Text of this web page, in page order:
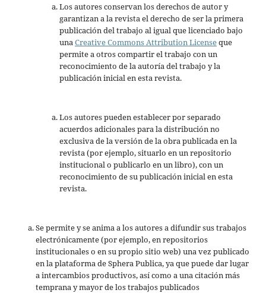
Los autores conservan los derechos de autor y
garantizan a la revista el derecho de ser la primera
publicación del trabajo al igual que licenciado bajo
unaCreative Commons Attribution Licenseque
permite a otros compartir el trabajo con un
reconocimiento de la autoría del trabajo y la
publicación inicial en esta revista.
Los autores pueden establecer por separado
acuerdos adicionales para la distribución no
exclusiva de la versión de la obra publicada en la
revista (por ejemplo, situarlo en un repositorio
institucional o publicarlo en un libro), con un
reconocimiento de su publicación inicial en esta
revista.
Se permite y se anima a los autores a difundir sus trabajos
electrónicamente (por ejemplo, en repositorios
institucionales o en su propio sitio web) una vez publicado
en la plataforma de Sphera Publica, ya que puede dar lugar
a intercambios productivos, así como a una citación más
temprana y mayor de los trabajos publicados